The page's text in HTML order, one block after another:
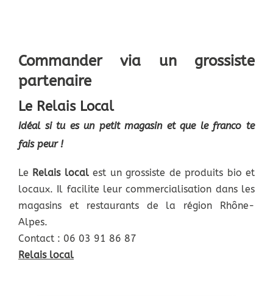
Commander via un grossiste
partenaire
Le Relais Local
Idéal si tu es un petit magasin et que le franco te
fais peur !
Le Relais localest un grossiste de produits bio et
locaux. Il facilite leur commercialisation dans les
magasins et restaurants de la région Rhône-
Alpes.
Contact : 06 03 91 86 87
Relais local